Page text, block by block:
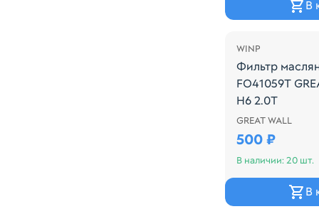
В
WINP
Фильтр
FO41059T
H6 2.0T
GREAT WALL
500 ₽
В наличии: 20 шт.
В